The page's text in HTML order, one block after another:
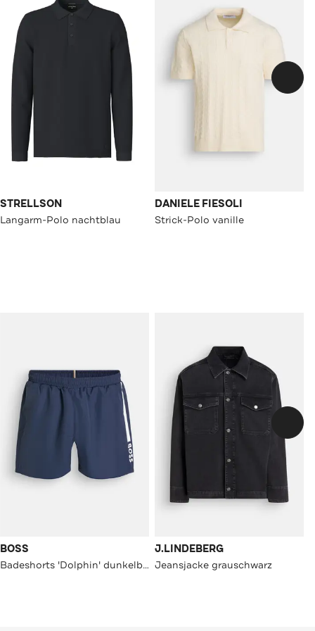
STRELLSON
Langarm-Polo nachtblau
DANIELE FIESOLI
Strick-Polo vanille
BOSS
Badeshorts 'Dolphin' dunkelblau
J.LINDEBERG
Jeansjacke grauschwarz